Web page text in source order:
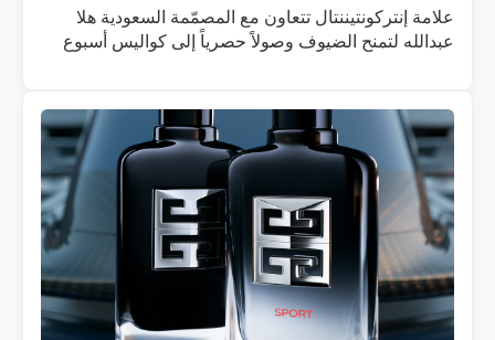
علامة إنتركونتيننتال تتعاون مع المصمّمة السعودية هلا
عبدالله لتمنح الضيوف وصولاً حصرياً إلى كواليس أسبوع